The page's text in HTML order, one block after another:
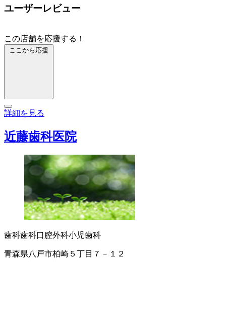
ユーザーレビュー
この店舗を応援する！
ここから応援
詳細を見る
近藤歯科医院
歯科歯科口腔外科小児歯科
青森県八戸市柏崎５丁目７－１２